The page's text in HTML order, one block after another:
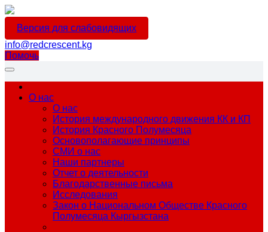
Версия для слабовидящих
info@redcrescent.kg
Помочь
О нас
О нас
История международного движения КК и КП
История Красного Полумесяца
Основополагающие принципы
СМИ о нас
Наши партнеры
Отчет о деятельности
Благодарственные письма
Исследования
Закон о Национальном Обществе Красного
Полумесяца Кыргызстана